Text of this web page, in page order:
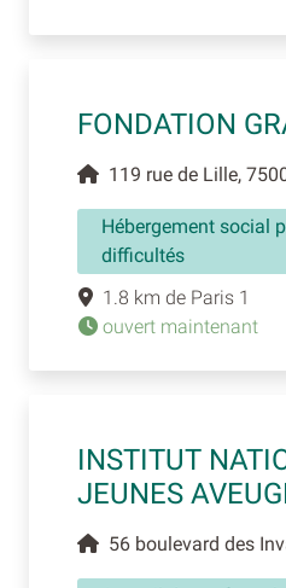
FONDATION
119 rue de Lille,
Hébergement social
difficultés
1.8 km de Paris 1
ouvert maintenant
INSTITUT
JEUNES
56 boulevard des